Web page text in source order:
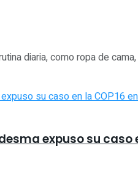
diaria, como ropa de
expuso su caso